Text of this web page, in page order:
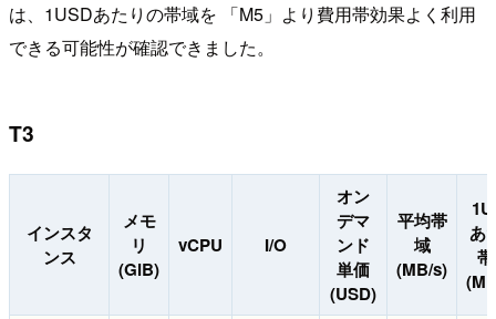
は、1USDあたりの帯域を 「M5」より費用帯効果よく利用
できる可能性が確認できました。
T3
インスタ
ンス
メモ
リ
(GiB)
vCPU I/O
オン
デマ
ンド
単価
(USD)
平均帯
域
(MB/s)
あ